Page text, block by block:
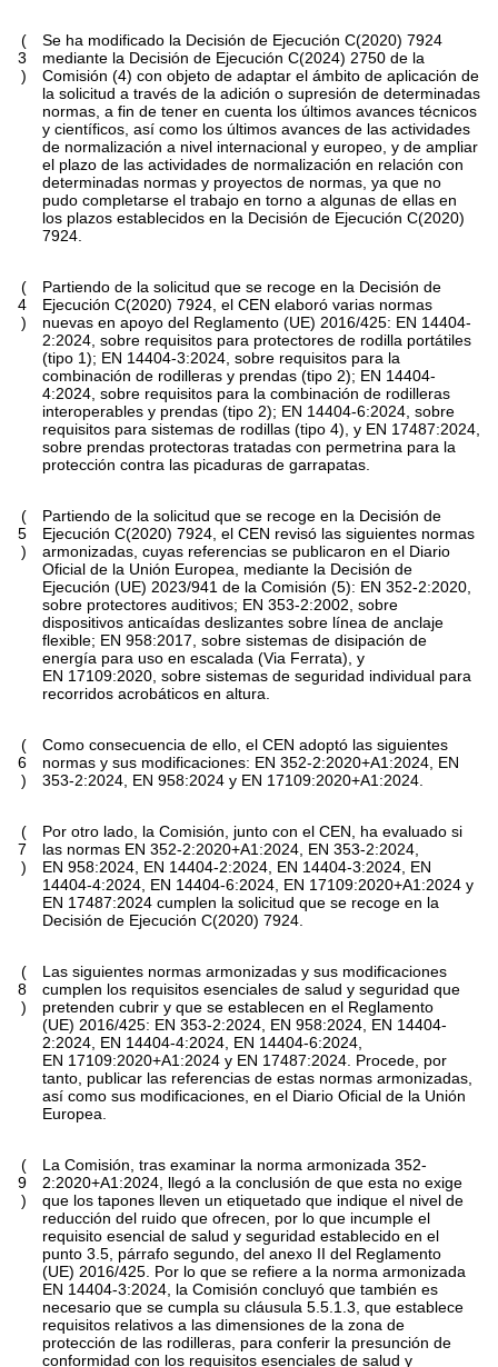
(
3
)
Se ha modificado la Decisión de Ejecución C(2020) 7924
mediante la Decisión de Ejecución C(2024) 2750 de la
Comisión(4) con objeto de adaptar el ámbito de aplicación de
la solicitud a través de la adición o supresión de determinadas
normas, a fin de tener en cuenta los últimos avances técnicos
y científicos, así como los últimos avances de las actividades
de normalización a nivel internacional y europeo, y de ampliar
el plazo de las actividades de normalización en relación con
determinadas normas y proyectos de normas, ya que no
pudo completarse el trabajo en torno a algunas de ellas en
los plazos establecidos en la Decisión de Ejecución C(2020)
7924.
(
4
)
Partiendo de la solicitud que se recoge en la Decisión de
Ejecución C(2020) 7924, el CEN elaboró varias normas
nuevas en apoyo del Reglamento (UE) 2016/425: EN 14404-
2:2024, sobre requisitos para protectores de rodilla portátiles
(tipo 1); EN 14404-3:2024, sobre requisitos para la
combinación de rodilleras y prendas (tipo 2); EN 14404-
4:2024, sobre requisitos para la combinación de rodilleras
interoperables y prendas (tipo 2); EN 14404-6:2024, sobre
requisitos para sistemas de rodillas (tipo 4), y EN 17487:2024,
sobre prendas protectoras tratadas con permetrina para la
protección contra las picaduras de garrapatas.
(
5
)
Partiendo de la solicitud que se recoge en la Decisión de
Ejecución C(2020) 7924, el CEN revisó las siguientes normas
armonizadas, cuyas referencias se publicaron en el Diario
Oficial de la Unión Europea, mediante la Decisión de
Ejecución (UE) 2023/941 de la Comisión(5): EN 352-2:2020,
sobre protectores auditivos; EN 353-2:2002, sobre
dispositivos anticaídas deslizantes sobre línea de anclaje
flexible; EN 958:2017, sobre sistemas de disipación de
energía para uso en escalada (Via Ferrata), y
EN 17109:2020, sobre sistemas de seguridad individual para
recorridos acrobáticos en altura.
(
6
)
Como consecuencia de ello, el CEN adoptó las siguientes
normas y sus modificaciones: EN 352-2:2020+A1:2024, EN
353-2:2024, EN 958:2024 y EN 17109:2020+A1:2024.
(
7
)
Por otro lado, la Comisión, junto con el CEN, ha evaluado si
las normas EN 352-2:2020+A1:2024, EN 353-2:2024,
EN 958:2024, EN 14404-2:2024, EN 14404-3:2024, EN
14404-4:2024, EN 14404-6:2024, EN 17109:2020+A1:2024 y
EN 17487:2024 cumplen la solicitud que se recoge en la
Decisión de Ejecución C(2020) 7924.
(
8
)
Las siguientes normas armonizadas y sus modificaciones
cumplen los requisitos esenciales de salud y seguridad que
pretenden cubrir y que se establecen en el Reglamento
(UE) 2016/425: EN 353-2:2024, EN 958:2024, EN 14404-
2:2024, EN 14404-4:2024, EN 14404-6:2024,
EN 17109:2020+A1:2024 y EN 17487:2024. Procede, por
tanto, publicar las referencias de estas normas armonizadas,
así como sus modificaciones, en el Diario Oficial de la Unión
Europea.
(
9
)
La Comisión, tras examinar la norma armonizada 352-
2:2020+A1:2024, llegó a la conclusión de que esta no exige
que los tapones lleven un etiquetado que indique el nivel de
reducción del ruido que ofrecen, por lo que incumple el
requisito esencial de salud y seguridad establecido en el
punto 3.5, párrafo segundo, del anexo II del Reglamento
(UE) 2016/425. Por lo que se refiere a la norma armonizada
EN 14404-3:2024, la Comisión concluyó que también es
necesario que se cumpla su cláusula 5.5.1.3, que establece
requisitos relativos a las dimensiones de la zona de
protección de las rodilleras, para conferir la presunción de
conformidad con los requisitos esenciales de salud y